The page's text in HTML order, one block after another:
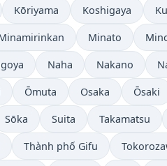
Kōriyama Koshigaya
Minato
Naha Nakano
Ōmuta Osaka Ōsaki
Sōka Suita Takamatsu
Thành phố Gifu